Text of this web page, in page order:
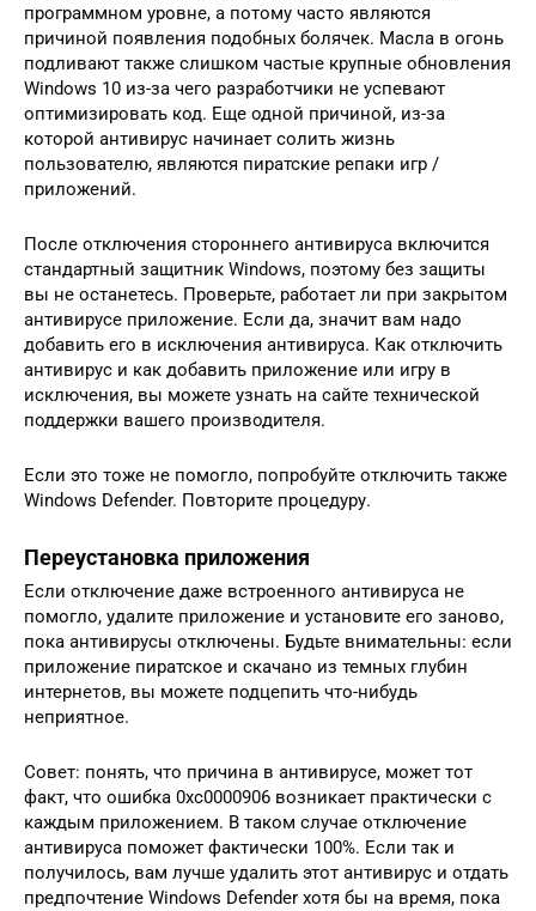
программном уровне, а потому часто являются
причиной появления подобных болячек. Масла в огонь
подливают также слишком частые крупные обновления
Windows 10 из-за чего разработчики не успевают
оптимизировать код. Еще одной причиной, из-за
которой антивирус начинает солить жизнь
пользователю, являются пиратские репаки игр /
приложений.
После отключения стороннего антивируса включится
стандартный защитник Windows, поэтому без защиты
вы не останетесь. Проверьте, работает ли при закрытом
антивирусе приложение. Если да, значит вам надо
добавить его в исключения антивируса. Как отключить
антивирус и как добавить приложение или игру в
исключения, вы можете узнать на сайте технической
поддержки вашего производителя.
Если это тоже не помогло, попробуйте отключить также
Windows Defender. Повторите процедуру.
Переустановка приложения
Если отключение даже встроенного антивируса не
помогло, удалите приложение и установите его заново,
пока антивирусы отключены. Будьте внимательны: если
приложение пиратское и скачано из темных глубин
интернетов, вы можете подцепить что-нибудь
неприятное.
Совет: понять, что причина в антивирусе, может тот
факт, что ошибка 0xc0000906 возникает практически с
каждым приложением. В таком случае отключение
антивируса поможет фактически 100%. Если так и
получилось, вам лучше удалить этот антивирус и отдать
предпочтение Windows Defender хотя бы на время, пока